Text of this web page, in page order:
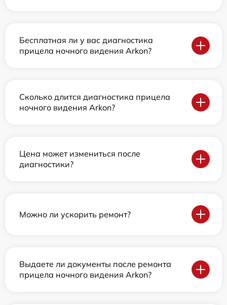
Бесплатная ли у вас диагностика
прицела ночного видения Arkon?
Сколько длится диагностика прицела
ночного видения Arkon?
Цена может измениться после
диагностики?
Можно ли ускорить ремонт?
Выдаете ли документы после ремонта
прицела ночного видения Arkon?